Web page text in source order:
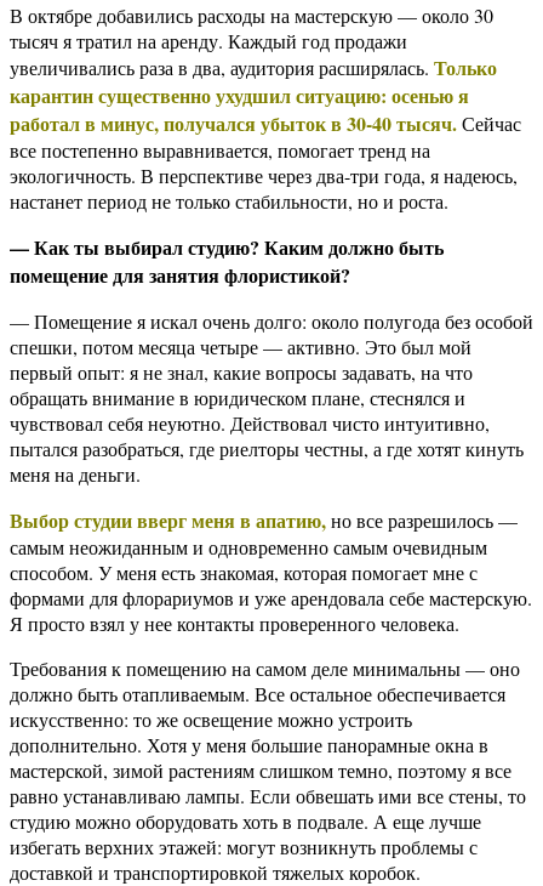
В октябре добавились расходы на мастерскую — около 30
тысяч я тратил на аренду. Каждый год продажи
увеличивались раза в два, аудитория расширялась. Только
карантин существенно ухудшил ситуацию: осенью я
работал в минус, получался убыток в 30-40 тысяч.Сейчас
все постепенно выравнивается, помогает тренд на
экологичность. В перспективе через два-три года, я надеюсь,
настанет период не только стабильности, но и роста.
— Как ты выбирал студию? Каким должно быть
помещение для занятия флористикой?
— Помещение я искал очень долго: около полугода без особой
спешки, потом месяца четыре — активно. Это был мой
первый опыт: я не знал, какие вопросы задавать, на что
обращать внимание в юридическом плане, стеснялся и
чувствовал себя неуютно. Действовал чисто интуитивно,
пытался разобраться, где риелторы честны, а где хотят кинуть
меня на деньги.
Выбор студии вверг меня в апатию,но все разрешилось —
самым неожиданным и одновременно самым очевидным
способом. У меня есть знакомая, которая помогает мне с
формами для флорариумов и уже арендовала себе мастерскую.
Я просто взял у нее контакты проверенного человека.
Требования к помещению на самом деле минимальны — оно
должно быть отапливаемым. Все остальное обеспечивается
искусственно: то же освещение можно устроить
дополнительно. Хотя у меня большие панорамные окна в
мастерской, зимой растениям слишком темно, поэтому я все
равно устанавливаю лампы. Если обвешать ими все стены, то
студию можно оборудовать хоть в подвале. А еще лучше
избегать верхних этажей: могут возникнуть проблемы с
доставкой и транспортировкой тяжелых коробок.